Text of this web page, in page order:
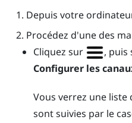
Depuis votre
Procédez d'une des
Cliquez sur
, puis
Configurer les
Vous verrez une liste
sont suivies par le